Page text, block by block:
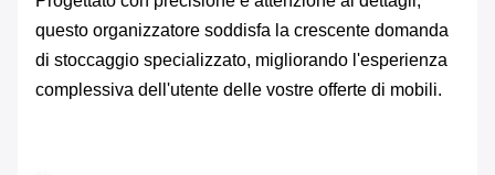
questo organizzatore soddisfa la crescente domanda
di stoccaggio specializzato, migliorando l'esperienza
complessiva dell'utente delle vostre offerte di mobili.